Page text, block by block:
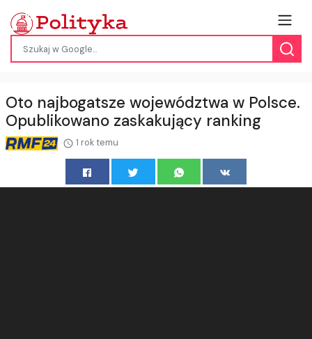
​Oto najbogatsze województwa w Polsce.
Opublikowano zaskakujący ranking
1 rok temu